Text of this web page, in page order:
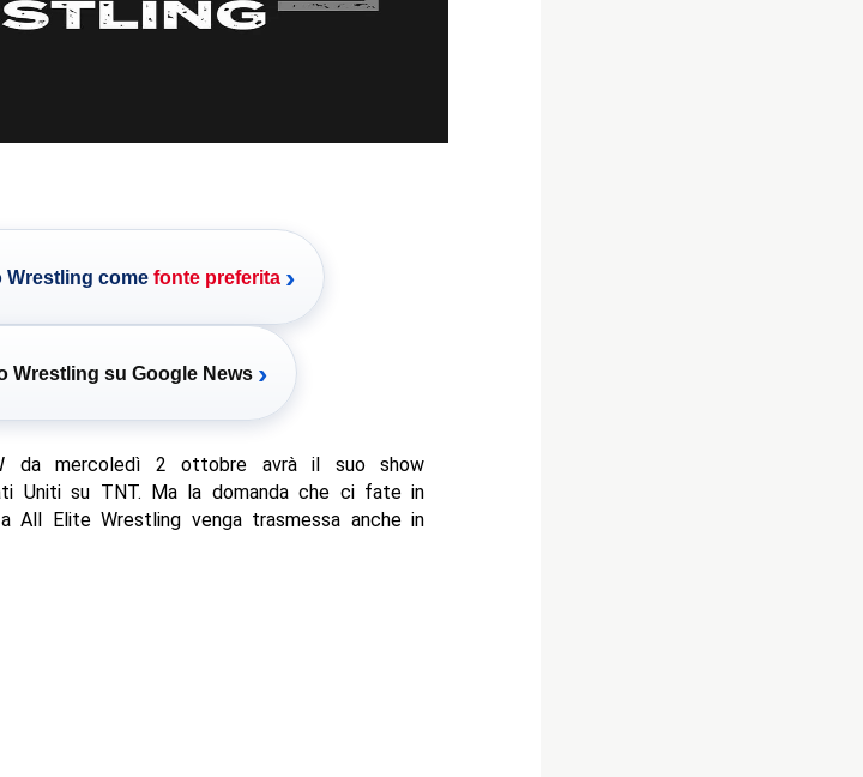
Wrestling come fonte preferita ›
Wrestling su Google News ›
da mercoledì 2 ottobre avrà il suo show
Uniti su TNT. Ma la domanda che ci fate in
All Elite Wrestling venga trasmessa anche in